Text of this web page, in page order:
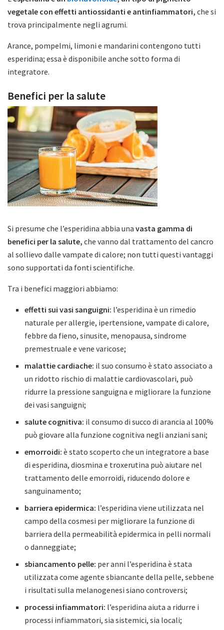
vegetale con effetti antiossidanti e antinfiammatori, che si
trova principalmente negli agrumi.
Arance, pompelmi, limoni e mandarini contengono tutti
esperidina; essa è disponibile anche sotto forma di
integratore.
Benefici per la salute
Si presume che l’esperidina abbia una vasta gamma di
benefici per la salute, che vanno dal trattamento del cancro
al sollievo dalle vampate di calore; non tutti questi vantaggi
sono supportati da fonti scientifiche.
Tra i benefici maggiori abbiamo:
effetti sui vasi sanguigni: l’esperidina è un rimedio
naturale per allergie, ipertensione, vampate di calore,
febbre da fieno, sinusite, menopausa, sindrome
premestruale e vene varicose;
malattie cardiache: il suo consumo è stato associato a
un ridotto rischio di malattie cardiovascolari, può
ridurre la pressione sanguigna e migliorare la funzione
dei vasi sanguigni;
salute cognitiva: il consumo di succo di arancia al 100%
può giovare alla funzione cognitiva negli anziani sani;
emorroidi: è stato scoperto che un integratore a base
di esperidina, diosmina e troxerutina può aiutare nel
trattamento delle emorroidi, riducendo dolore e
sanguinamento;
barriera epidermica: l’esperidina viene utilizzata nel
campo della cosmesi per migliorare la funzione di
barriera della permeabilità epidermica in pelli normali
o danneggiate;
sbiancamento pelle: per anni l’esperidina è stata
utilizzata come agente sbiancante della pelle, sebbene
i risultati sulla melanogenesi siano controversi;
processi infiammatori: l’esperidina aiuta a ridurre i
processi infiammatori, sia sistemici, sia locali;